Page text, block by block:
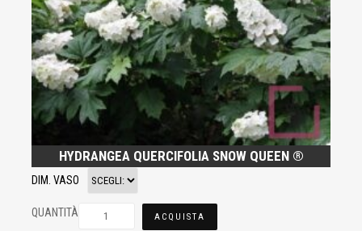
HYDRANGEA QUERCIFOLIA SNOW QUEEN ®
DIM. VASO
QUANTITÀ ACQUISTA